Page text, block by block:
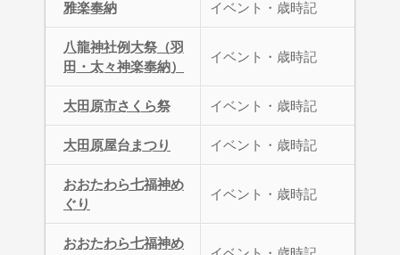
雅楽奉納 イベント・歳時記
八龍神社例大祭（羽
田・太々神楽奉納）
イベント・歳時記
大田原市さくら祭 イベント・歳時記
大田原屋台まつり イベント・歳時記
おおたわら七福神め
ぐり
イベント・歳時記
おおたわら七福神め